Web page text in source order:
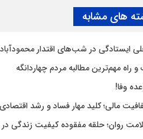
های مشابه
ایستادگی در شب‌های اقتدار محمودآباد
راه مهم‌ترین مطالبه مردم چهاردانگه
وفا!
مالی؛ کلید مهار فساد و رشد اقتصادی
روان؛ حلقه مفقوده کیفیت زندگی در